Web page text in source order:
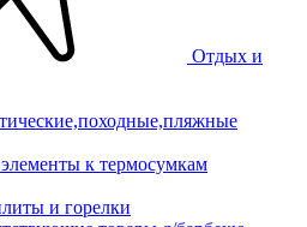
Отдых и
к термосумкам
и горелки